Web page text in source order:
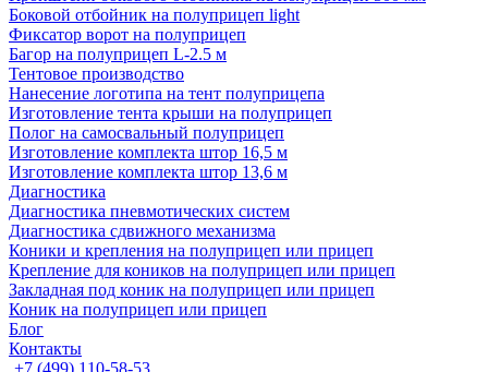
Боковой отбойник на полуприцеп light
Фиксатор ворот на полуприцеп
Багор на полуприцеп L-2.5 м
Тентовое производство
Нанесение логотипа на тент полуприцепа
Изготовление тента крыши на полуприцеп
Полог на самосвальный полуприцеп
Изготовление комплекта штор 16,5 м
Изготовление комплекта штор 13,6 м
Диагностика
Диагностика пневмотических систем
Диагностика сдвижного механизма
Коники и крепления на полуприцеп или прицеп
Крепление для коников на полуприцеп или прицеп
Закладная под коник на полуприцеп или прицеп
Коник на полуприцеп или прицеп
Блог
Контакты
+7 (499) 110-58-53